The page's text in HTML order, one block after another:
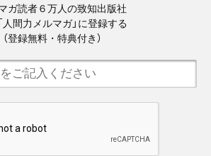
ガ読者６万人の致知出版社
人間力メルマガ」に登録する
（登録無料・特典付き）